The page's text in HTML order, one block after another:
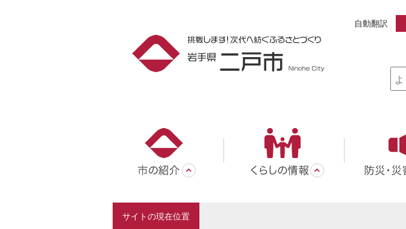
自動翻訳
サイトの現在位置